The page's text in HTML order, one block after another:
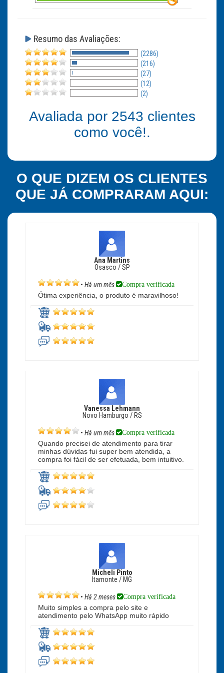
Resumo das Avaliações:
(2286)
(216)
(27)
(12)
(2)
Avaliada por 2543 clientes
como você!.
O QUE DIZEM OS CLIENTES
QUE JÁ COMPRARAM AQUI:
Ana Martins
Osasco / SP
• Há um mês Compra verificada
Ótima experiência, o produto é maravilhoso!
Vanessa Lehmann
Novo Hamburgo / RS
• Há um mês Compra verificada
Quando precisei de atendimento para tirar
minhas dúvidas fui super bem atendida, a
compra foi fácil de ser efetuada, bem intuitivo.
Micheli Pinto
Itamonte / MG
• Há 2 meses Compra verificada
Muito simples a compra pelo site e
atendimento pelo WhatsApp muito rápido